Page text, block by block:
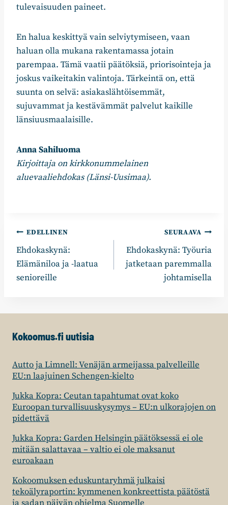
tulevaisuuden paineet.
En halua keskittyä vain selviytymiseen, vaan
haluan olla mukana rakentamassa jotain
parempaa. Tämä vaatii päätöksiä, priorisointeja ja
joskus vaikeitakin valintoja. Tärkeintä on, että
suunta on selvä: asiakaslähtöisemmät,
sujuvammat ja kestävämmät palvelut kaikille
länsiuusmaalaisille.
Anna Sahiluoma
Kirjoittaja on kirkkonummelainen
aluevaaliehdokas (Länsi-Uusimaa).
Artikkelien
selaus
EDELLINEN
Ehdokaskynä:
Elämäniloa ja -laatua
senioreille
SEURAAVA
Ehdokaskynä: Työuria
jatketaan paremmalla
johtamisella
Kokoomus.fi uutisia
Autto ja Limnell: Venäjän armeijassa palvelleille
EU:n laajuinen Schengen-kielto
Jukka Kopra: Ceutan tapahtumat ovat koko
Euroopan turvallisuuskysymys – EU:n ulkorajojen on
pidettävä
Jukka Kopra: Garden Helsingin päätöksessä ei ole
mitään salattavaa – valtio ei ole maksanut
euroakaan
Kokoomuksen eduskuntaryhmä julkaisi
tekoälyraportin: kymmenen konkreettista päätöstä